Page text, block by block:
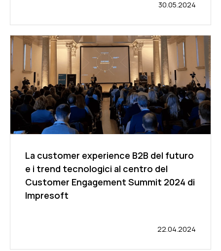
30.05.2024
La customer experience B2B del futuro
e i trend tecnologici al centro del
Customer Engagement Summit 2024 di
Impresoft
22.04.2024